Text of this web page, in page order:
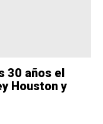
30 años el
Houston y